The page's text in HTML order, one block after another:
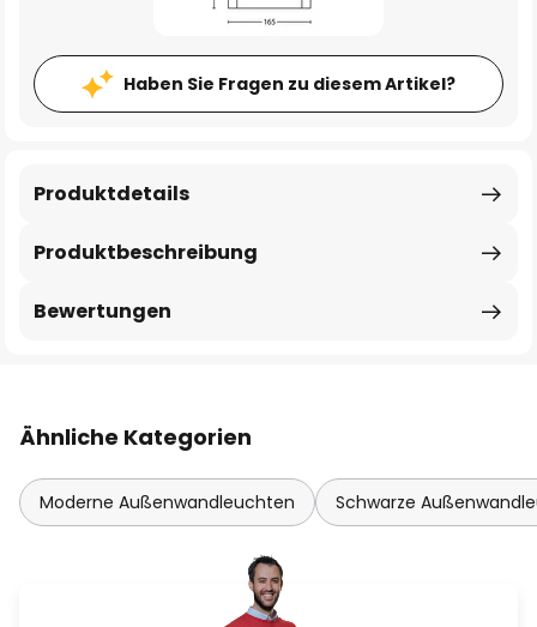
Haben Sie Fragen zu diesem Artikel?
Produktbeschreibung
Produktdetails
Bewertungen
Ähnliche Kategorien
Moderne Außenwandleuchten Schwarze